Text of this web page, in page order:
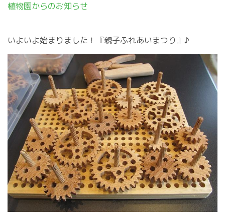
植物園からのお知らせ
いよいよ始まりました！『親子ふれあいまつり』♪